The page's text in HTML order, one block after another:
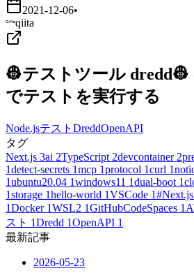
2021-12-06•
qiita
👷テストツール dredd👷
でテストを実行する
Node.jsテスト DreddOpenAPI
タグ
Next.js 3ai 2TypeScript 2devcontainer 2
1detect-secrets 1mcp 1protocol 1curl 1
1ubuntu20.04 1windows11 1dual-boot 1
1storage 1hello-world 1VSCode 1#Next.js
1Docker 1WSL2 1GitHubCodeSpaces 1
スト 1Dredd 1OpenAPI 1
最新記事
2026-05-23